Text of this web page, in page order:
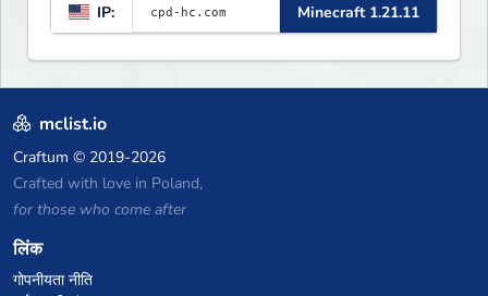
IP: Minecraft 1.21.11
mclist.io
Craftum © 2019-2026
Crafted with love in Poland,
for those who come after
लिंक
गोपनीयता नीति